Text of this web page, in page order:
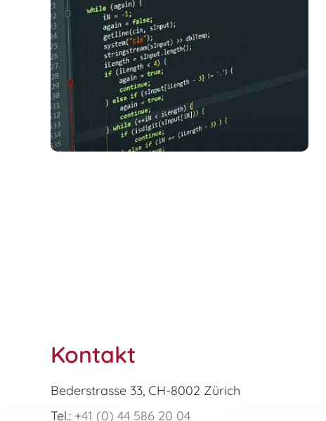
Kontakt
Bederstrasse 33, CH-8002 Zürich
Tel.: +41 (0) 44 586 20 04